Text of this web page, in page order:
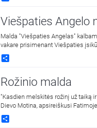
Viešpaties Angelo
Malda "Viešpaties Angelas"
vakare prisimenant Viešpaties
Rožinio malda
"Kasdien melskitės rožinį už taiką
Dievo Motina, apsireiškusi